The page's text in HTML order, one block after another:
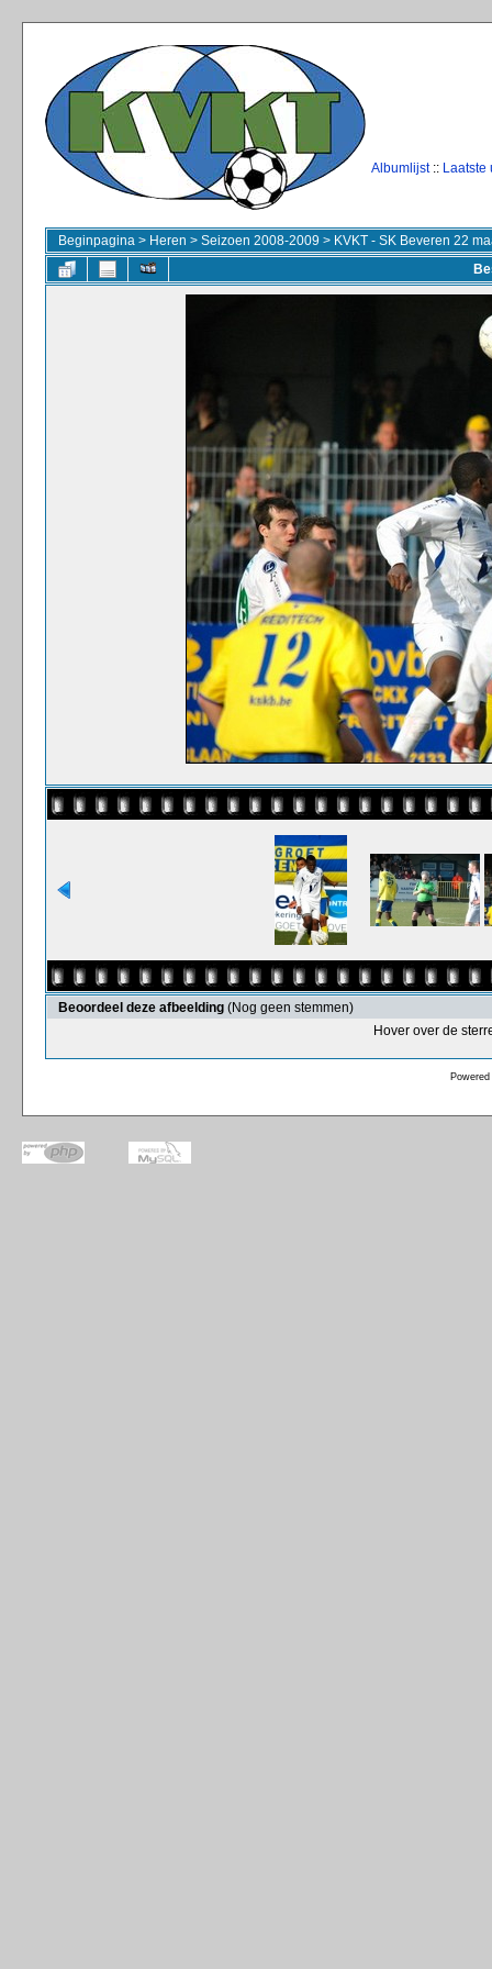
Albumlijst:: Laatste
Beginpagina > Heren > Seizoen 2008-2009 > KVKT - SK Beveren 22
Beoordeel deze afbeelding (Nog geen stemmen)
Hover over de